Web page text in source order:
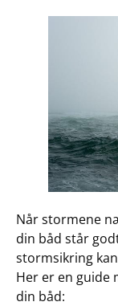
Når stormene
din båd står
stormsikring
Her er en guide
din båd: